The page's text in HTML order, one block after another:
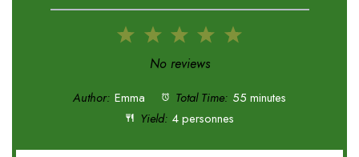
5
4
3
Stars
2
Stars
1
Star
No reviews
Author: Emma Total Time: 55 minutes
Yield: 4 personnes